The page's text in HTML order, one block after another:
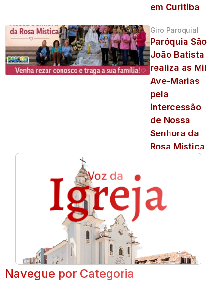
em Curitiba
Giro Paroquial
Paróquia São
João Batista
realiza as Mil
Ave-Marias
pela
intercessão
de Nossa
Senhora da
Rosa Mística
Navegue por Categoria